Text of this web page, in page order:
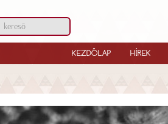
KEZDŐLAP HÍREK